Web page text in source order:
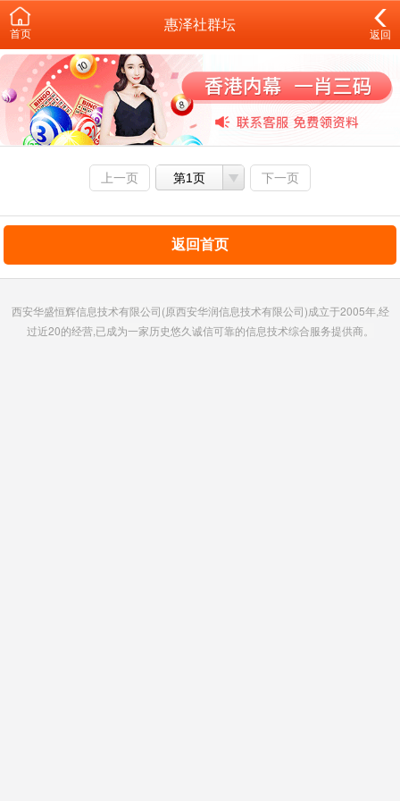
首页
惠泽社群坛
返回
上一页 第1页 下一页
返回首页
西安华盛恒辉信息技术有限公司(原西安华润信息技术有限公司)成立于2005年,经
过近20的经营,已成为一家历史悠久诚信可靠的信息技术综合服务提供商。